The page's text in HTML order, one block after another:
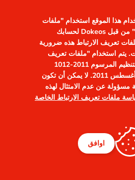
نسيت كلمة مرورك؟
هذا الموقع استخدام "ملفات
تعريف الارتباط" من قبل Dokeos لحسابك
تعريف الارتباط هذه ضرورية
يتم استخدام "ملفات تعريف
الارتباط" وفقًا لتنظيم المرسوم 2011-1012
الصادر في 24 أغسطس 2011. لا يمكن أن تكون
مسؤولة عن عدم الامتثال لهذه
ملفات تعريف الارتباط الخاصة
اوافق